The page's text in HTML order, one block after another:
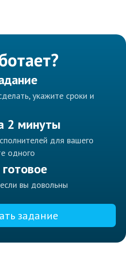
укажите сроки и
2 минуты
для вашего
одного
вы довольны
задание